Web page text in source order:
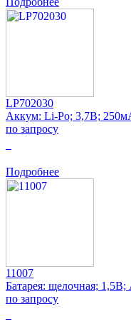
LP702030
Аккум: Li-Po; 3,7В;
по запросу
Подробнее
11007
Батарея: щелочная;
по запросу